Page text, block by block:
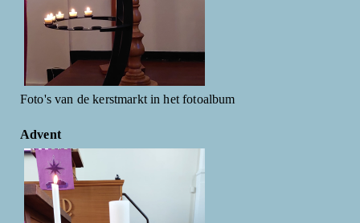
Foto's van de kerstmarkt in het fotoalbum
Advent